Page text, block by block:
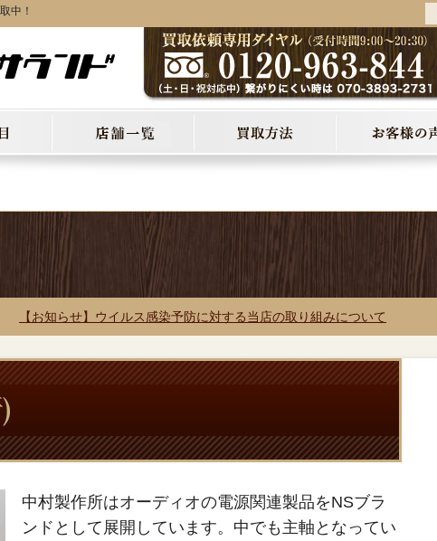
中！
【お知らせ】ウイルス感染予防に対する当店の取り組みについて
中村製作所はオーディオの電源関連製品をNSブラ
ンドとして展開しています。中でも主軸となってい